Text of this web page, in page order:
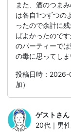
また、酒のつま
は各自1つずつの
ったので余計に
ばよかったので
のパーティーで
の毒に思ってしま
投稿日時：
加）
ゲストさん
20代｜男性